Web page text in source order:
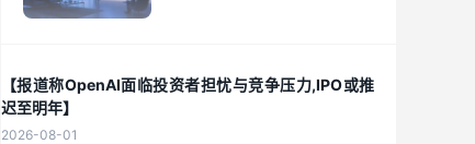
【报道称OpenAI面临投资者担忧与竞争压力,IPO或推
迟至明年】
2026-08-01